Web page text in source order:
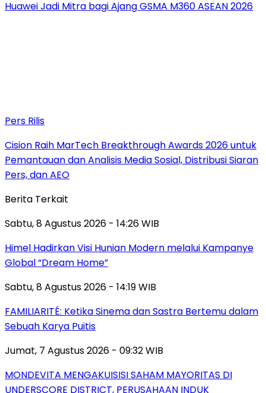
Huawei Jadi Mitra bagi Ajang GSMA M360 ASEAN 2026
Pers Rilis
Cision Raih MarTech Breakthrough Awards 2026 untuk
Pemantauan dan Analisis Media Sosial, Distribusi Siaran
Pers, dan AEO
Berita Terkait
Sabtu, 8 Agustus 2026 - 14:26 WIB
Himel Hadirkan Visi Hunian Modern melalui Kampanye
Global “Dream Home”
Sabtu, 8 Agustus 2026 - 14:19 WIB
FAMILIARITÉ: Ketika Sinema dan Sastra Bertemu dalam
Sebuah Karya Puitis
Jumat, 7 Agustus 2026 - 09:32 WIB
MONDEVITA MENGAKUISISI SAHAM MAYORITAS DI
UNDERSCORE DISTRICT, PERUSAHAAN INDUK